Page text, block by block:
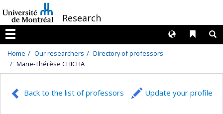
au
contenu
/Research
Menu
Liens
Langues
Home Our researchers
Directory of professors
Marie-Thérèse CHICHA
Back to the list of professors Update your profile